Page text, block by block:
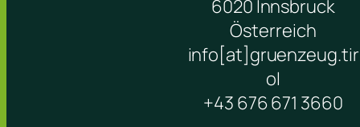
6020 Innsbruck
Österreich
info[at]gruenzeug.tir
ol
+43 676 671 3660